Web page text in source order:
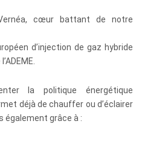
cœur battant de notre
d’injection de gaz hybride
la politique énergétique
déjà de chauffer ou d’éclairer
également grâce à :